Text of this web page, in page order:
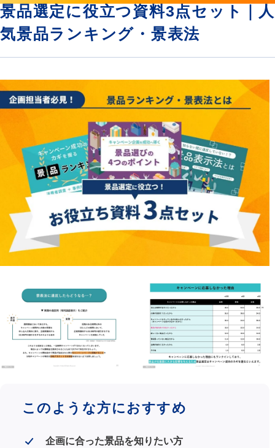
景品選定に役立つ資料3点セット｜人
気景品ランキング・景表法
このような方におすすめ
企画に合った景品を知りたい方